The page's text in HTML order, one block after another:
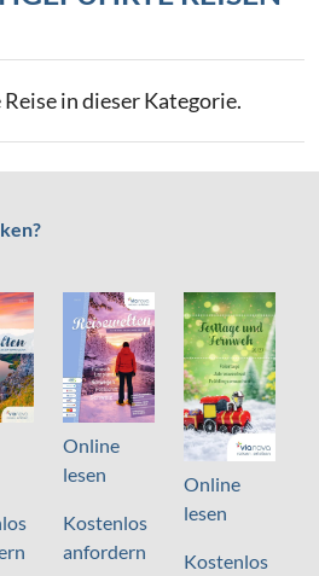
in dieser Kategorie.
Online
lesen
Kostenlos
anfordern
Online
lesen
Kostenlos